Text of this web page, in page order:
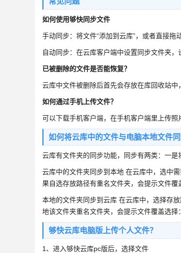
如何使用够快同步文件
手动同步：将文件“添加到云库”，或者直接拖
自动同步：在云库客户端中设置同步文件夹
已被删除的文件是否能恢复？
云库中文件被删除后首先会存放在库回收站中
如何通过手机上传文件？
可以下载手机客户端，在手机客户端里上传
如何将云库中的文件与电脑本地文件同
云库有文件夹的同步功能，同步有两类：一
云库中的文件夹同步到本地 在云库中，选中
果自选存放路径有重名文件夹，会提示文件
本地的文件夹同步到云库 在云库中，选择存
地该文件夹重名文件夹，会提示文件覆盖选
够快云库电脑版上传个人文件？
1、进入够快云库pc版后，选择文件